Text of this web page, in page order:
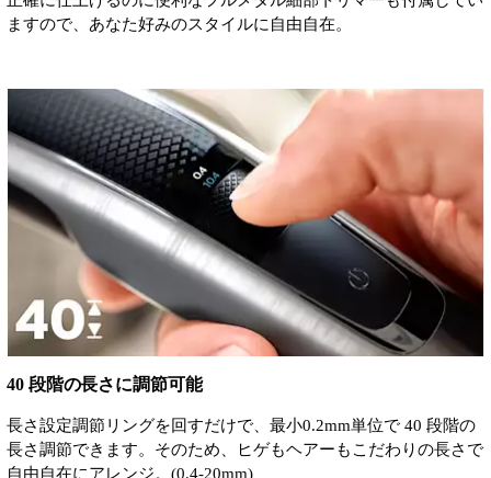
ますので、あなた好みのスタイルに自由自在。
40 段階の長さに調節可能
長さ設定調節リングを回すだけで、最小0.2mm単位で 40 段階の
長さ調節できます。そのため、ヒゲもヘアーもこだわりの長さで
自由自在にアレンジ。(0.4-20mm)